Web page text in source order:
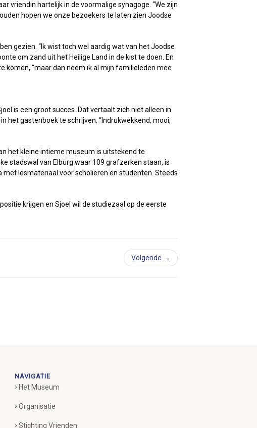
vriendin hartelijk in de voormalige synagoge. “We zijn
hopen we onze bezoekers te laten zien Joodse
gezien. “Ik wist toch wel aardig wat van het Joodse
om zand uit het Heilige Land in de kist te doen. En
komen, “maar dan neem ik al mijn familieleden mee
is een groot succes. Dat vertaalt zich niet alleen in
het gastenboek te schrijven. “Indrukwekkend, mooi,
het kleine intieme museum is uitstekend te
stadswal van Elburg waar 109 grafzerken staan, is
lesmateriaal voor scholieren en studenten. Steeds
krijgen en Sjoel wil de studiezaal op de eerste
Volgende →
NAVIGATIE
Het Museum
Organisatie
Stichting Vrienden